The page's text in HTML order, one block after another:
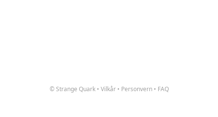
© Strange Quark • Vilkår • Personvern • FAQ